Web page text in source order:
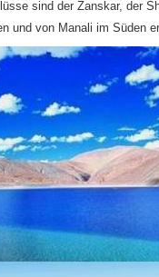
sind der Zanskar, der
und von Manali im Süden